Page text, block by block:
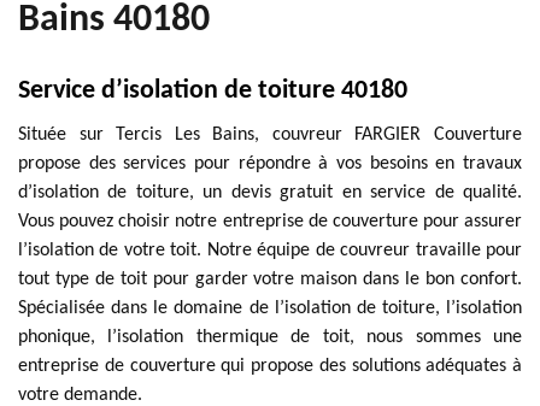
Bains 40180
Service d’isolation de toiture 40180
Située sur Tercis Les Bains, couvreur FARGIER Couverture
propose des services pour répondre à vos besoins en travaux
d’isolation de toiture, un devis gratuit en service de qualité.
Vous pouvez choisir notre entreprise de couverture pour assurer
l’isolation de votre toit. Notre équipe de couvreur travaille pour
tout type de toit pour garder votre maison dans le bon confort.
Spécialisée dans le domaine de l’isolation de toiture, l’isolation
phonique, l’isolation thermique de toit, nous sommes une
entreprise de couverture qui propose des solutions adéquates à
votre demande.